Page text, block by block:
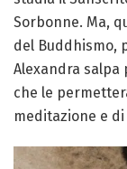
Sorbonne. Ma,
del Buddhismo,
Alexandra salpa
che le
meditazione e